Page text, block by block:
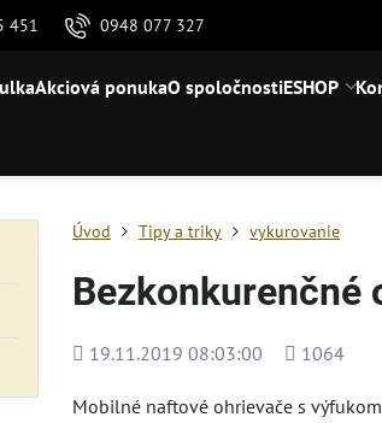
451 0948 077 327
Akciová ponukaO spoločnostiESHOP
Úvod Tipy a triky vykurovanie
Bezkonkurenčné
Pridané
19.11.2019 08:03:00
Počet
1064
Mobilné naftové ohrievače s